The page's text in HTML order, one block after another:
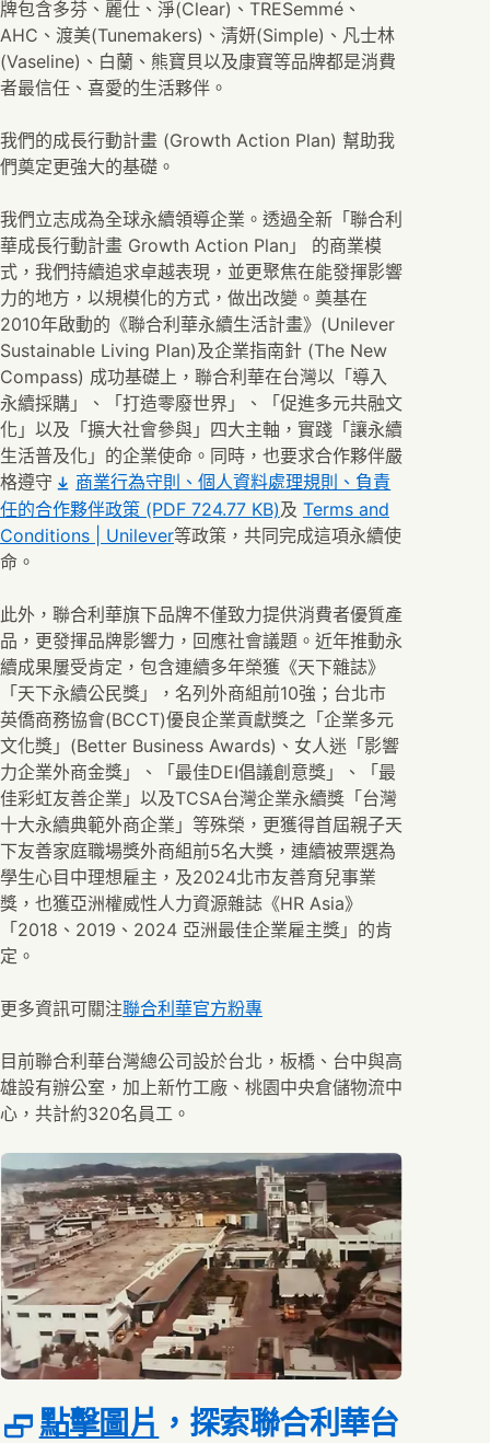
牌包含多芬、麗仕、淨(Clear)、TRESemmé、
AHC、渡美(Tunemakers)、清妍(Simple)、凡士林
(Vaseline)、白蘭、熊寶貝以及康寶等品牌都是消費
者最信任、喜愛的生活夥伴。
我們的成長行動計畫 (Growth Action Plan) 幫助我
們奠定更強大的基礎。
我們立志成為全球永續領導企業。透過全新「聯合利
華成長行動計畫 Growth Action Plan」 的商業模
式，我們持續追求卓越表現，並更聚焦在能發揮影響
力的地方，以規模化的方式，做出改變。奠基在
2010年啟動的《聯合利華永續生活計畫》(Unilever
Sustainable Living Plan)及企業指南針 (The New
Compass) 成功基礎上，聯合利華在台灣以「導入
永續採購」、「打造零廢世界」、「促進多元共融文
化」以及「擴大社會參與」四大主軸，實踐「讓永續
生活普及化」的企業使命。同時，也要求合作夥伴嚴
格遵守
商業行為守則、個人資料處理規則、負責
任的合作夥伴政策 (PDF 724.77 KB)及 Terms and
Conditions | Unilever等政策，共同完成這項永續使
命。
此外，聯合利華旗下品牌不僅致力提供消費者優質產
品，更發揮品牌影響力，回應社會議題。近年推動永
續成果屢受肯定，包含連續多年榮獲《天下雜誌》
「天下永續公民獎」，名列外商組前10強；台北市
英僑商務協會(BCCT)優良企業貢獻獎之「企業多元
文化獎」(Better Business Awards)、女人迷「影響
力企業外商金獎」、「最佳DEI倡議創意獎」、「最
佳彩虹友善企業」以及TCSA台灣企業永續獎「台灣
十大永續典範外商企業」等殊榮，更獲得首屆親子天
下友善家庭職場獎外商組前5名大獎，連續被票選為
學生心目中理想雇主，及2024北市友善育兒事業
獎，也獲亞洲權威性人力資源雜誌《HR Asia》
「2018、2019、2024 亞洲最佳企業雇主獎」的肯
定。
更多資訊可關注聯合利華官方粉專
目前聯合利華台灣總公司設於台北，板橋、台中與高
雄設有辦公室，加上新竹工廠、桃園中央倉儲物流中
心，共計約320名員工。
點擊圖片 (在新窗口中打开 )
，探索聯合利華台